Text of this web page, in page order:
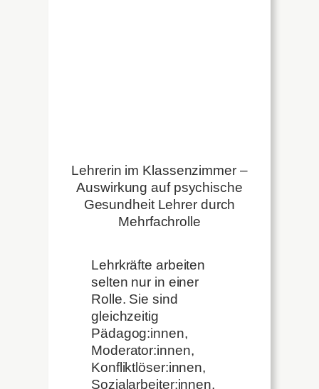
Lehrerin im Klassenzimmer –
Auswirkung auf psychische
Gesundheit Lehrer durch
Mehrfachrolle
Lehrkräfte arbeiten
selten nur in einer
Rolle. Sie sind
gleichzeitig
Pädagog:innen,
Moderator:innen,
Konfliktlöser:innen,
Sozialarbeiter:innen,